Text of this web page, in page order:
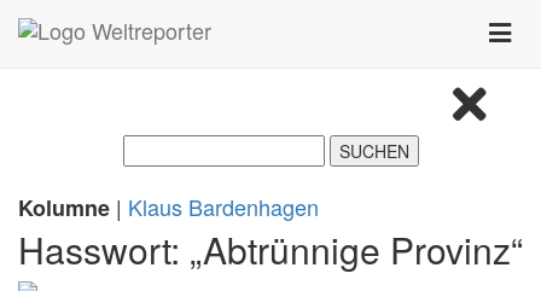
Zum Inhalt springen
Toggle
Kolumne | Klaus Bardenhagen
Hasswort: „Abtrünnige Provinz“